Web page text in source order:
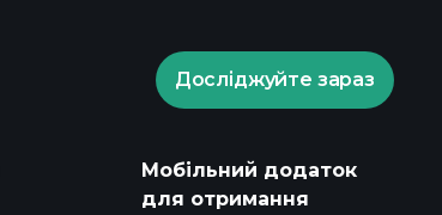
Досліджуйте зараз
Мобільний додаток
для отримання